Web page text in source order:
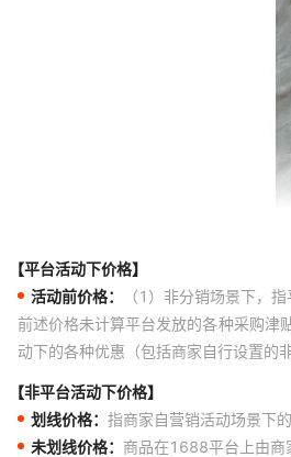
【平台活动下价格】
活动前价格：
（1）非分销场景下，
前述价格未计算平台发放的各种采购津
动下的各种优惠（包括商家自行设置的
【非平台活动下价格】
划线价格： 指商家自营销活动场景下
未划线价格： 商品在1688平台上由商